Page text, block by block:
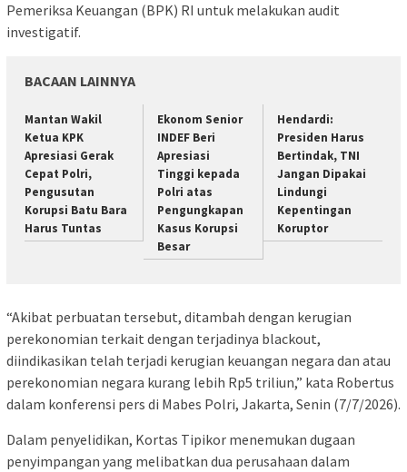
Pemeriksa Keuangan (BPK) RI untuk melakukan audit
investigatif.
BACAAN LAINNYA
Mantan Wakil
Ketua KPK
Apresiasi Gerak
Cepat Polri,
Pengusutan
Korupsi Batu Bara
Harus Tuntas
Ekonom Senior
INDEF Beri
Apresiasi
Tinggi kepada
Polri atas
Pengungkapan
Kasus Korupsi
Besar
Hendardi:
Presiden Harus
Bertindak, TNI
Jangan Dipakai
Lindungi
Kepentingan
Koruptor
“Akibat perbuatan tersebut, ditambah dengan kerugian
perekonomian terkait dengan terjadinya blackout,
diindikasikan telah terjadi kerugian keuangan negara dan atau
perekonomian negara kurang lebih Rp5 triliun,” kata Robertus
dalam konferensi pers di Mabes Polri, Jakarta, Senin (7/7/2026).
Dalam penyelidikan, Kortas Tipikor menemukan dugaan
penyimpangan yang melibatkan dua perusahaan dalam